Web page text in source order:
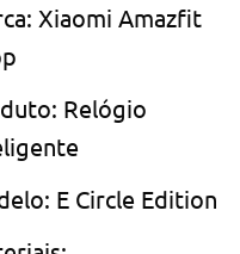
Xiaomi Amazfit
Relógio
E Circle Edition